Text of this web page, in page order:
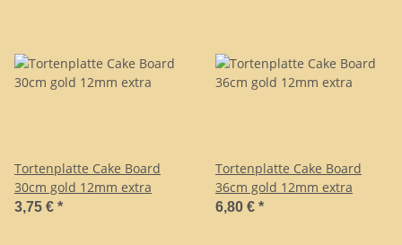
Tortenplatte Cake Board
30cm gold 12mm extra
3,75 € *
Tortenplatte Cake Board
36cm gold 12mm extra
6,80 € *